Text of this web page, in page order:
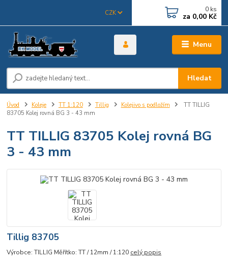
Menu
CZK
Hledat
0 ks
za 0,00 Kč
Úvod Koleje TT 1:120 Tillig Kolejivo s podložím
TT TILLIG
83705 Kolej rovná BG 3 - 43 mm
TT TILLIG 83705 Kolej rovná BG
3 - 43 mm
Tillig 83705
Výrobce: TILLIG Měřítko: TT / 12mm / 1:120 celý popis